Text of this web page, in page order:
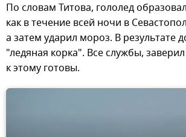
По словам Титова, гололед
как в течение всей ночи в
а затем ударил мороз. В результате
"ледяная корка". Все службы,
к этому готовы.